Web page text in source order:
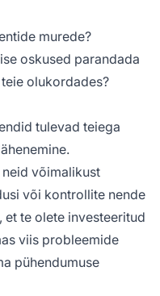
murede?
oskused parandada
olukordades?
tulevad teiega
neid võimalikust
või kontrollite nende
et te olete investeeritud
viis probleemide
pühendumuse